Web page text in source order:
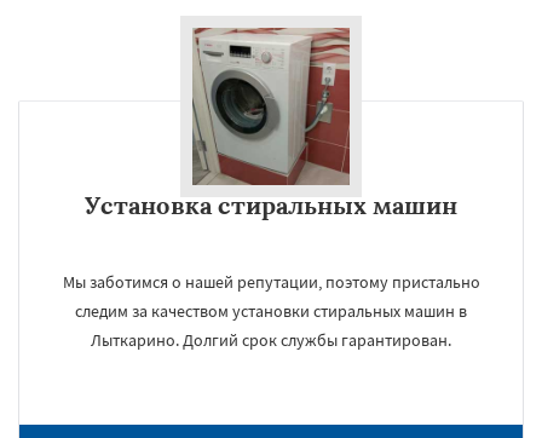
Установка стиральных машин
Мы заботимся о нашей репутации, поэтому пристально
следим за качеством установки стиральных машин в
Лыткарино. Долгий срок службы гарантирован.